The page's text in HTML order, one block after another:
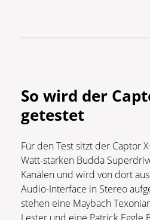
So wird der
getestet
Für den Test sitzt der Captor
Watt-starken Budda
Kanälen und wird von dort
Audio-Interface in Stereo
stehen eine Maybach